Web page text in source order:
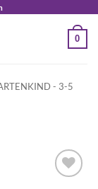
0
- 3-5